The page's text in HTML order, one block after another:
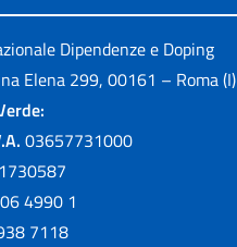
Dipendenze e Doping
Elena 299, 00161 – Roma (I)
03657731000
06 4990 1
7118